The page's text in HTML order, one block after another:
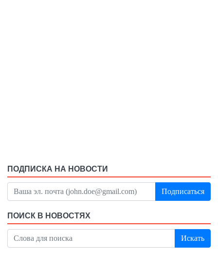
ПОДПИСКА НА НОВОСТИ
Подписаться
ПОИСК В НОВОСТЯХ
Искать